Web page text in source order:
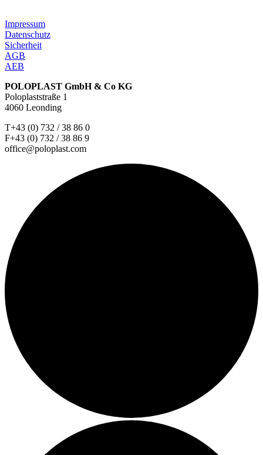
Impressum
Datenschutz
Sicherheit
AGB
AEB
POLOPLAST GmbH & Co KG
Poloplaststraße 1
4060 Leonding
T+43 (0) 732 / 38 86 0
F+43 (0) 732 / 38 86 9
office@poloplast.com